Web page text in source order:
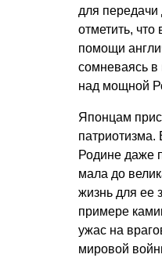
для
отметить,
помощи
сомневаясь в
над мощной
Японцам
патриотизма.
Родине даже
мала до
жизнь для ее
примере
ужас на
мировой